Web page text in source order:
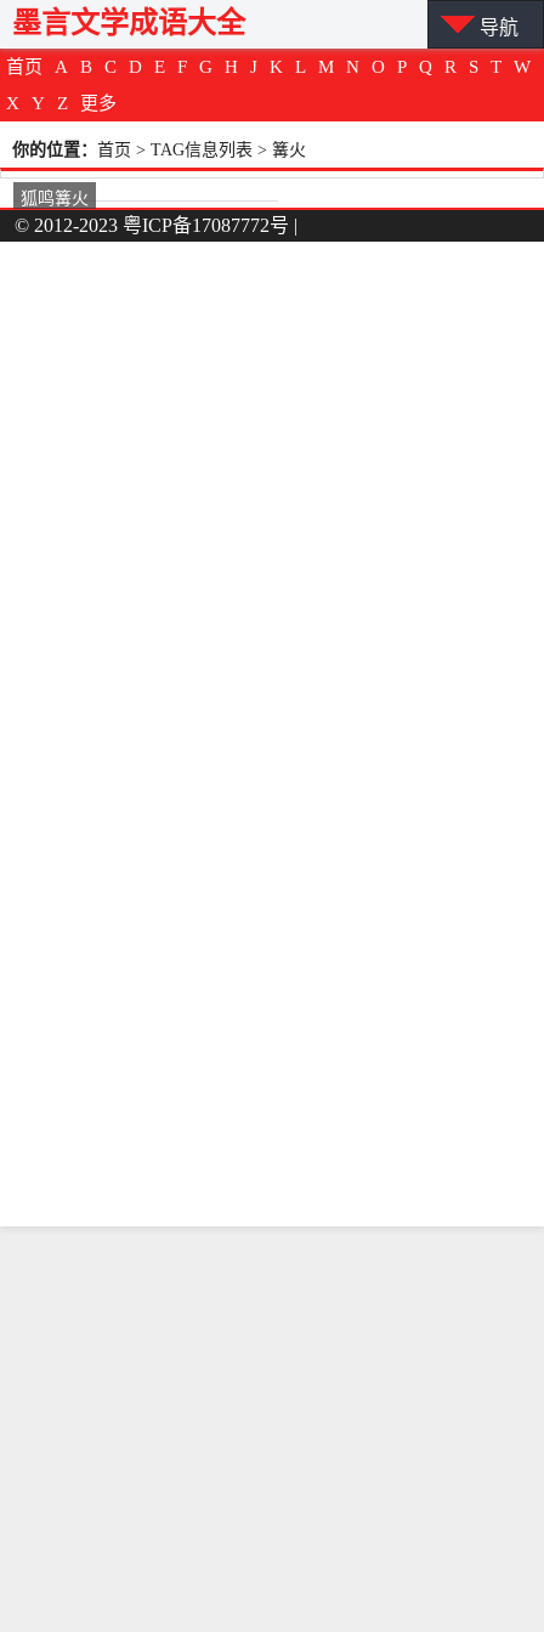
首页 A B C D E F G H J K L M N O P Q R S T
W
X
Y Z 更多
墨言文学成语大全 导航
你的位置： 首页 > TAG信息列表 > 篝火
狐鸣篝火
© 2012-2023 粤ICP备17087772号 |